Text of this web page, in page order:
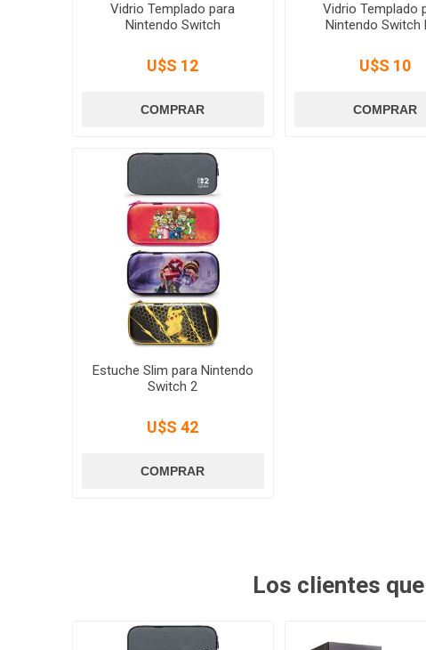
Vidrio Templado para
Nintendo Switch
U$S 12
Vidrio Templado
Nintendo Switch
U$S 10
Estuche Slim para Nintendo
Switch 2
U$S 42
Los clientes